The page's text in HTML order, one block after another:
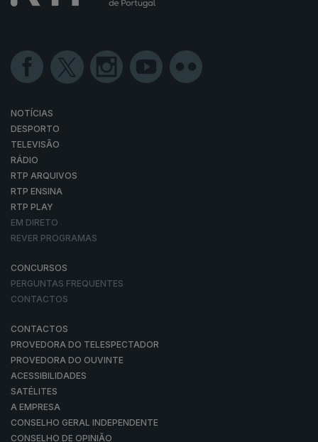
NOTÍCIAS
DESPORTO
TELEVISÃO
RÁDIO
RTP ARQUIVOS
RTP ENSINA
RTP PLAY
EM DIRETO
REVER PROGRAMAS
CONCURSOS
PERGUNTAS FREQUENTES
CONTACTOS
CONTACTOS
PROVEDORA DO TELESPECTADOR
PROVEDORA DO OUVINTE
ACESSIBILIDADES
SATÉLITES
A EMPRESA
CONSELHO GERAL INDEPENDENTE
CONSELHO DE OPINIÃO